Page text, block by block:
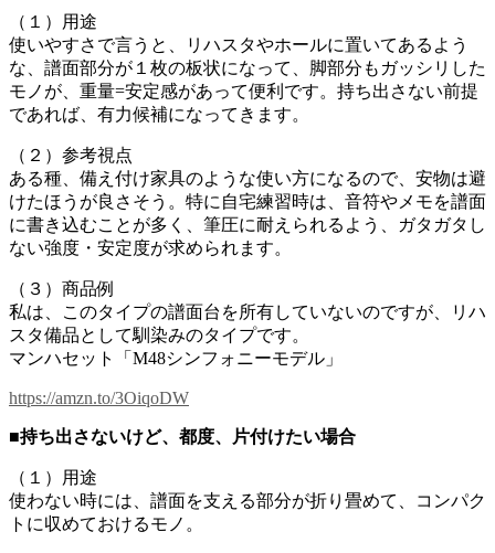
（１）用途
使いやすさで言うと、リハスタやホールに置いてあるよう
な、譜面部分が１枚の板状になって、脚部分もガッシリした
モノが、重量=安定感があって便利です。持ち出さない前提
であれば、有力候補になってきます。
（２）参考視点
ある種、備え付け家具のような使い方になるので、安物は避
けたほうが良さそう。特に自宅練習時は、音符やメモを譜面
に書き込むことが多く、筆圧に耐えられるよう、ガタガタし
ない強度・安定度が求められます。
（３）商品例
私は、このタイプの譜面台を所有していないのですが、リハ
スタ備品として馴染みのタイプです。
マンハセット「M48シンフォニーモデル」
https://amzn.to/3OiqoDW
■持ち出さないけど、都度、片付けたい場合
（１）用途
使わない時には、譜面を支える部分が折り畳めて、コンパク
トに収めておけるモノ。